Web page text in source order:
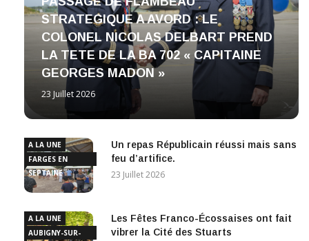
STRATEGIQUE A AVORD : LE
COLONEL NICOLAS DELBART PREND
LA TETE DE LA BA 702 « CAPITAINE
GEORGES MADON »
23 Juillet 2026
A LA UNE
FARGES EN
SEPTAINE
Un repas Républicain réussi mais sans
feu d’artifice.
23 Juillet 2026
A LA UNE
AUBIGNY-SUR-
Les Fêtes Franco-Écossaises ont fait
vibrer la Cité des Stuarts